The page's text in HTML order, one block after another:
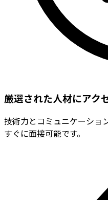
厳選された人材にアク
技術力とコミュニケーショ
すぐに面接可能です。